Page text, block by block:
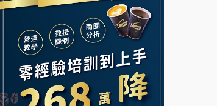
霏等茶加盟說明會
早安山丘加盟說明會
冰封仙果加盟說明會
阿性情趣無人販售所加盟明會
龍涎居好湯加盟說明會
舒油頭加盟說明會